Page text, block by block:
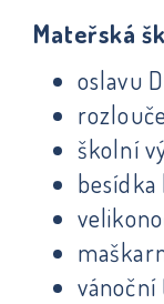
Mateřská
oslavu
školní